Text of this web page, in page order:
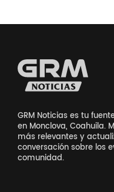
GRM Noticias es tu
en Monclova, Coahuila.
más relevantes y
conversación sobre los
comunidad.